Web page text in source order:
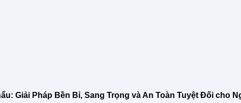
Giải Pháp Bền Bỉ, Sang Trọng và An Toàn Tuyệt Đối cho